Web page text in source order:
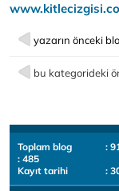
yazarın önceki
bu kategorideki
Toplam blog
:
: 485
Kayıt tarihi
: